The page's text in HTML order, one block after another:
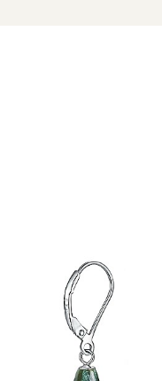
și al pasionaților de
pentru a stimula
pernă pentru a
sa de a armoniza
utilizat pentru a